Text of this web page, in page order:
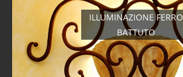
ILLUMINAZIONE FERRO
BATTUTO